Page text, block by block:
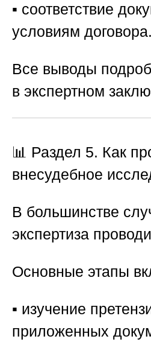
▪️ соответствие
условиям договора.
Все выводы
в экспертном
📊 Раздел 5. Как
внесудебное
В большинстве
экспертиза
Основные этапы
▪️ изучение
приложенных